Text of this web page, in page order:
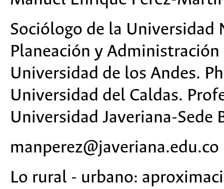
Sociólogo de la Universidad
Planeación y
Universidad de los Andes.
Universidad del Caldas.
Universidad Javeriana-Sede
manperez@javeriana.edu.co
Lo rural - urbano: